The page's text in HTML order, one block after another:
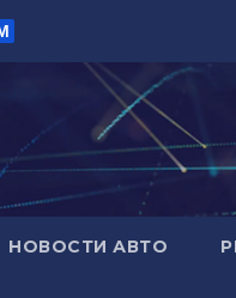
НОВОСТИ АВТО